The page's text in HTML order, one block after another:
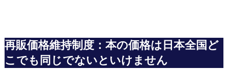
再販価格維持制度：本の価格は日本全国ど
こでも同じでないといけません